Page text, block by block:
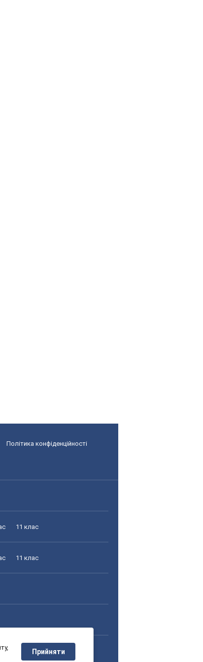
Політика конфіденційності
11 клас
11 клас
11 класПрийняти